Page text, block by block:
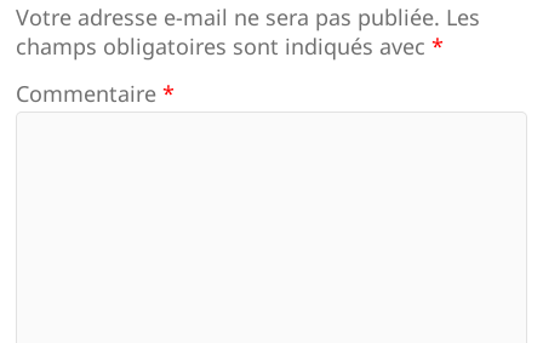
Votre adresse e-mail ne sera pas publiée. Les
champs obligatoires sont indiqués avec*
Commentaire*